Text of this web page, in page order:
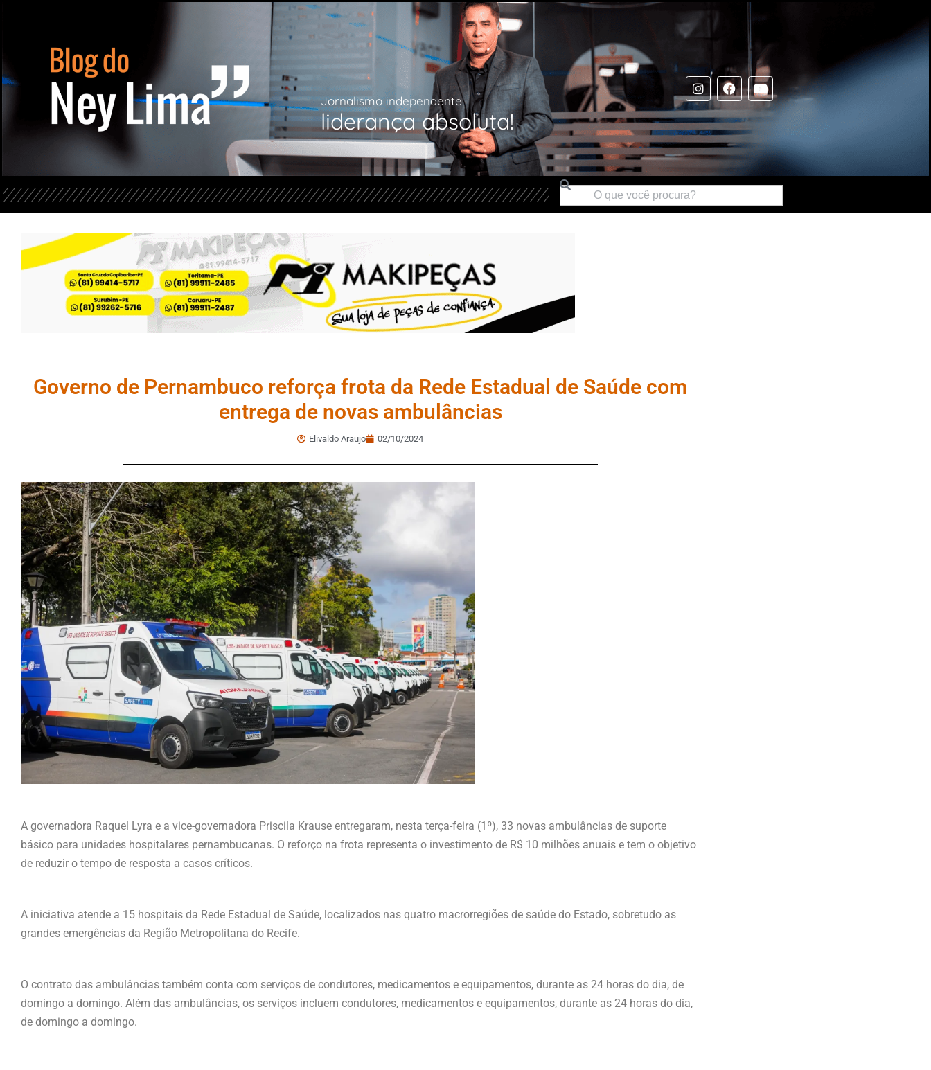
Jornalismo independente
liderança absoluta!
Governo de Pernambuco reforça frota da Rede Estadual de Saúde com
entrega de novas ambulâncias
Elivaldo Araujo 02/10/2024
A governadora Raquel Lyra e a vice-governadora Priscila Krause entregaram, nesta terça-feira (1º), 33 novas ambulâncias de suporte
básico para unidades hospitalares pernambucanas. O reforço na frota representa o investimento de R$ 10 milhões anuais e tem o objetivo
de reduzir o tempo de resposta a casos críticos.
A iniciativa atende a 15 hospitais da Rede Estadual de Saúde, localizados nas quatro macrorregiões de saúde do Estado, sobretudo as
grandes emergências da Região Metropolitana do Recife.
O contrato das ambulâncias também conta com serviços de condutores, medicamentos e equipamentos, durante as 24 horas do dia, de
domingo a domingo. Além das ambulâncias, os serviços incluem condutores, medicamentos e equipamentos, durante as 24 horas do dia,
de domingo a domingo.